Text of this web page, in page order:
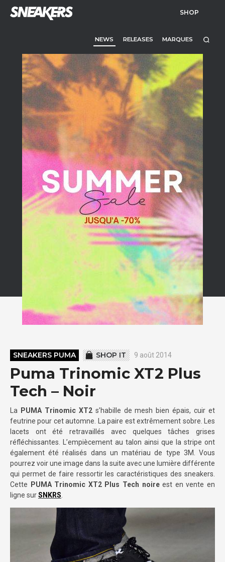
SHOP
NEWS RELEASES MARQUES
SNEAKERS PUMA SHOP IT 9 août 2014
Puma Trinomic XT2 Plus
Tech – Noir
La PUMA Trinomic XT2s’habille de mesh bien épais, cuir et
feutrine pour cet automne. La paire est extrêmement sobre. Les
lacets ont été retravaillés avec quelques tâches grises
réfléchissantes. L’empiècement au talon ainsi que la stripe ont
également été réalisés dans un matériau de type 3M. Vous
pourrez voir une image dans la suite avec une lumière différente
qui permet de faire ressortir les caractéristiques des sneakers.
Cette
PUMA Trinomic XT2 Plus Tech noireest en vente en
ligne surSNKRS